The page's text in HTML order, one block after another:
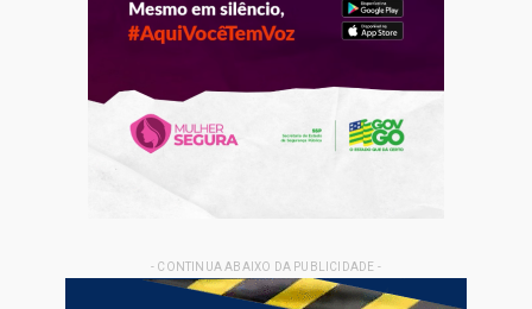
- CONTINUA ABAIXO DA PUBLICIDADE -